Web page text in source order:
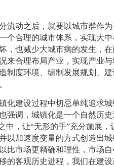
动之后，就要以城市群作为
个合理的城市体系，实现大
，也减少大城市病的发生，
来合理布局产业，实现产业
制度环境、编制发展规划、
建设过程中切忌单纯追求城
强调，城镇化是一个自然历史
，让“无形的手”充分施展，
以加速度变量的方式创造出
比市场更精确和理性，市场
的客观历史进程，我们在建